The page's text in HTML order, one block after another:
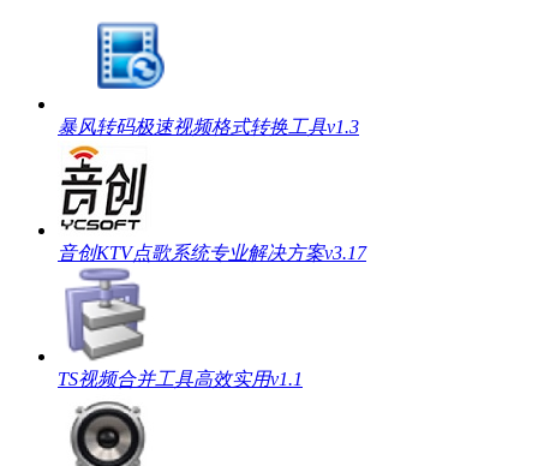
暴风转码极速视频格式转换工具v1.3
音创KTV点歌系统专业解决方案v3.17
TS视频合并工具高效实用v1.1